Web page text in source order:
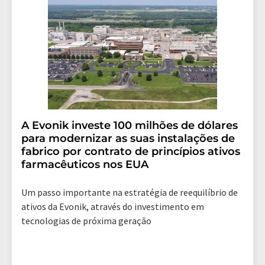
revoke@lumitos.comcom efeito para o futuro. Além
disso, cada e-mail contém um link para cancelar a
assinatura do newsletter correspondente.
A Evonik investe 100 milhões de dólares
para modernizar as suas instalações de
fabrico por contrato de princípios ativos
farmacêuticos nos EUA
Um passo importante na estratégia de reequilíbrio de
ativos da Evonik, através do investimento em
tecnologias de próxima geração